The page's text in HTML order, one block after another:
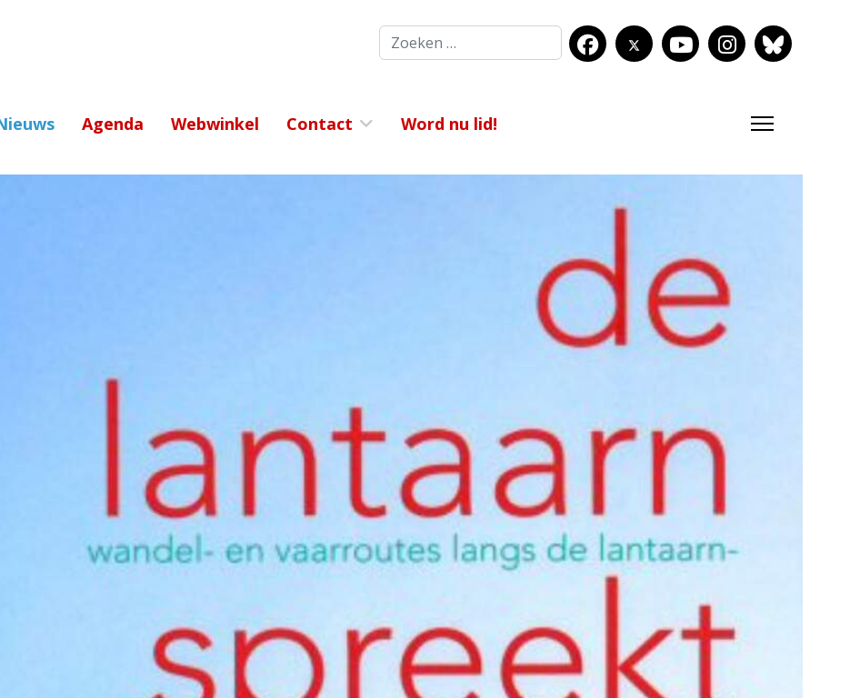
Zoeken
Agenda Webwinkel Contact Word nu lid!